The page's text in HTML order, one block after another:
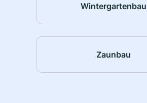
Wintergartenbau
Zaunbau